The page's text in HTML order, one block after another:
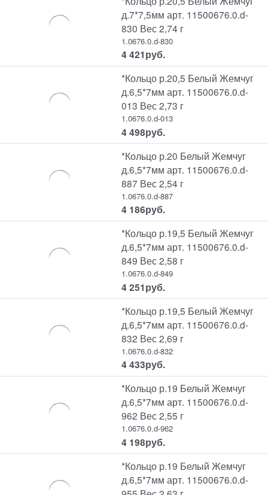
д.7*7,5мм арт. 11500676.0.d-
830 Вес 2,74 г
1.0676.0.d-830
4 421руб.
*Кольцо р.20,5 Белый Жемчуг
д.6,5*7мм арт. 11500676.0.d-
013 Вес 2,73 г
1.0676.0.d-013
4 498руб.
*Кольцо р.20 Белый Жемчуг
д.6,5*7мм арт. 11500676.0.d-
887 Вес 2,54 г
1.0676.0.d-887
4 186руб.
*Кольцо р.19,5 Белый Жемчуг
д.6,5*7мм арт. 11500676.0.d-
849 Вес 2,58 г
1.0676.0.d-849
4 251руб.
*Кольцо р.19,5 Белый Жемчуг
д.6,5*7мм арт. 11500676.0.d-
832 Вес 2,69 г
1.0676.0.d-832
4 433руб.
*Кольцо р.19 Белый Жемчуг
д.6,5*7мм арт. 11500676.0.d-
962 Вес 2,55 г
1.0676.0.d-962
4 198руб.
*Кольцо р.19 Белый Жемчуг
д.6,5*7мм арт. 11500676.0.d-